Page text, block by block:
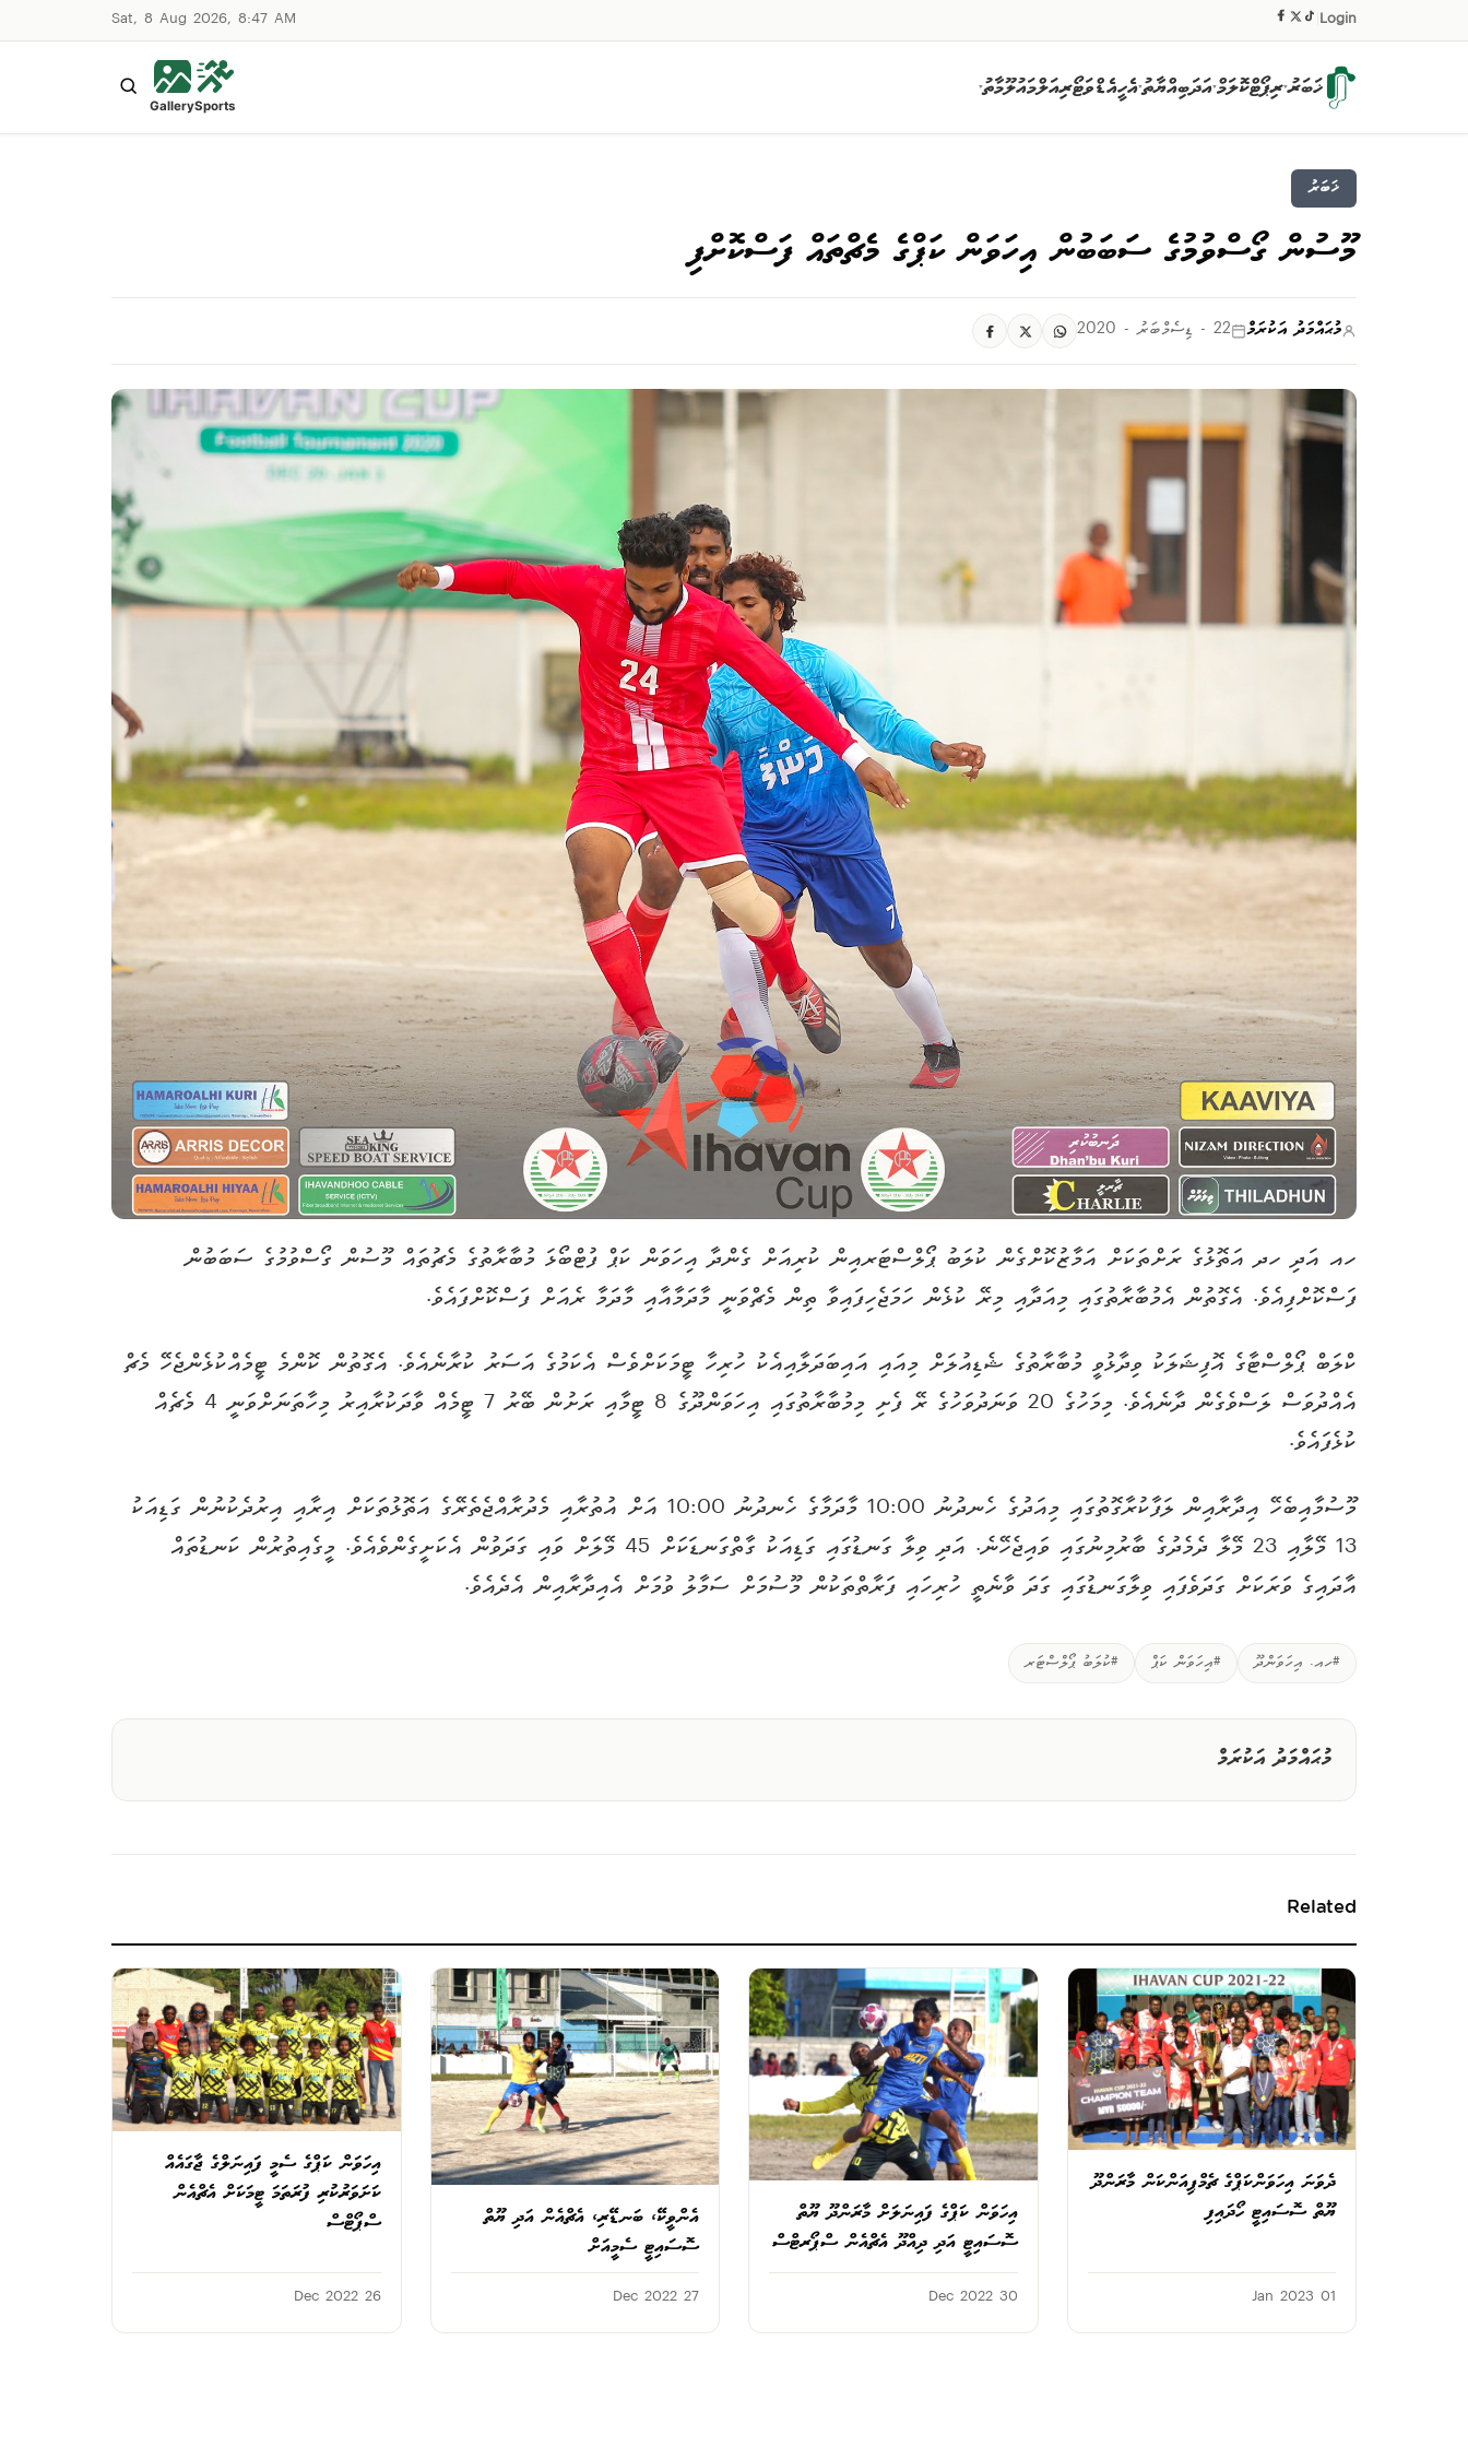
Sat, 8 Aug 2026, 8:47 AM Login
ޚަބަރު▾ރިޕޯޓްކޮލަމް▾އަދަބިއްޔާތު▾އެހީއެޑްވަޓޯރިއަލްމައުލޫމާތު▾
Sports
Gallery
ޚަބަރު
މޫސުން ގޯސްވުމުގެ ސަބަބުން އިހަވަން ކަޕްގެ މެޗްތައް ފަސްކޮށްފި
މުޙައްމަދު އަކުރަމް 22 - ޑިސެމްބަރު - 2020
ހއ އަދި ހދ އަތޮޅުގެ ރަށްތަކަށް އަމާޒުކޮށްގެން ކުލަބު ޕޯލްސްޓަރއިން ކުރިއަށް ގެންދާ އިހަވަން ކަޕް ފުޓްބޯޅަ މުބާރާތުގެ މެޗުތައް މޫސުން ގޯސްވުމުގެ ސަބަބުން
ފަސްކޮށްފިއެވެ. އެގޮތުން އެމުބާރާތުގައި މިއަދާއި މިރޭ ކުޅެން ހަމަޖެހިފައިވާ ތިން މެޗްވަނީ މާދަމާއާއި މާދަމާ ރެއަށް ފަސްކޮށްފައެވެ.
ކްލަބް ޕޯލްސްޓާގެ އޮފިޝަލަކު ވިދާޅުވީ މުބާރާތުގެ ޝެޑިއުލަށް މިއައި އައިބަދަލާއިއެކު ހުރިހާ ޓީމަކަށްވެސް އެކަމުގެ އަސަރު ކުރާނެއެވެ. އެގޮތުން ކޮންމެ ޓީމެއްކުޅެންޖެހޭ މެޗް
އެއްދުވަސް ލަސްވެގެން ދާނެއެވެ. މިމަހުގެ 20 ވަނަދުވަހުގެ ރޭ ފެށި މިމުބާރާތުގައި އިހަވަންދޫގެ 8 ޓީމާއި ރަށުން ބޭރު 7 ޓީމެއް ވާދަކުރާއިރު މިހާތަނަށްވަނީ 4 މެޗެއް
ކުޅެފައެވެ.
މޫސުމާއިބެހޭ އިދާރާއިން ލަފާކުރާގޮތުގައި މިއަދުގެ ހެނދުނު 10:00 މާދަމާގެ ހެނދުނު 10:00 އަށް އުތުރާއި މެދުރާއްޖެތެރޭގެ އަތޮޅުތަކަށް އިރާއި އިރުދެކުނުން ގަޑިއަކު
13 މޭލާއި 23 މޭލާ ދެމެދުގެ ބާރުމިނުގައި ވައިޖެހޭނެ. އަދި ވިލާ ގަނޑުގައި ގަޑިއަކު ގާތްގަނޑަކަށް 45 މޭލަށް ވައި ގަދަވުން އެކަށީގެންވެއެވެ. މީގެއިތުރުން ކަނޑުތައް
އާދައިގެ ވަރަކަށް ގަދަވެފައި ވިލާގަނޑުގައި ގަދަ ވާނެތީ ހުރިހައި ފަރާތްތަކުން މޫސުމަށް ސަމާލު ވުމަށް އެއިދާރާއިން އެދެއެވެ.
#ހއ. އިހަވަންދޫ #އިހަވަން ކަޕް #ކުލަބު ޕޯލްސްޓަރ
މުޙައްމަދު އަކުރަމް
Related
ދެވަނަ އިހަވަންކަޕްގެ ޗެމްޕިއަންކަން މާރަންދޫ
ޔޫތް ސޮސައިޓީ ހޯދައިފި
01 Jan 2023
އިހަވަން ކަޕްގެ ފައިނަލަށް މާރަންދޫ ޔޫތް
ސޮސައިޓީ އަދި ދިއްދޫ އެޗްއެން ސްޕޯރޓްސް
30 Dec 2022
އެންވީކޭ، ބަނޑޭރި، އެޗްއެން އަދި ޔޫތް
ސޮސައިޓީ ސެމީއަށް
27 Dec 2022
އިހަވަން ކަޕްގެ ސެމީ ފައިނަލްގެ ޖާގައެއް
ކަށަވަރުކުރި ފުރަތަމަ ޓީމަކަށް އެޗްއެން
ސްޕޯޓްސް
26 Dec 2022